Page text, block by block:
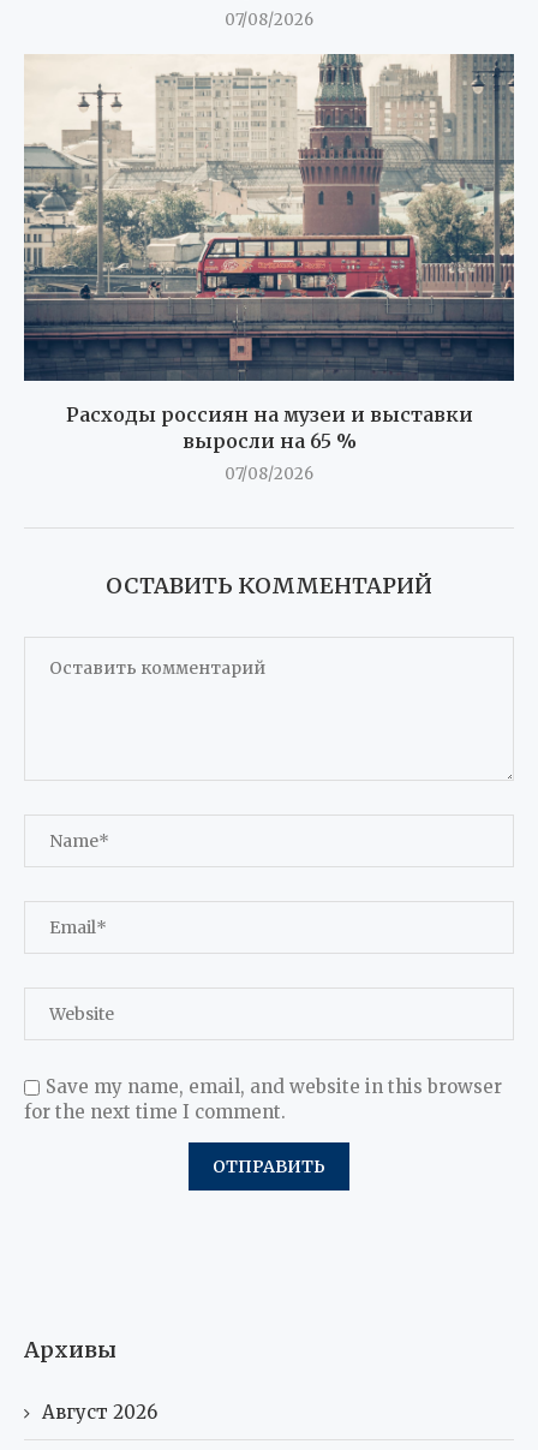
07/08/2026
Расходы россиян на музеи и выставки
выросли на 65 %
07/08/2026
ОСТАВИТЬ КОММЕНТАРИЙ
Save my name, email, and website in this browser
for the next time I comment.
Архивы
Август 2026